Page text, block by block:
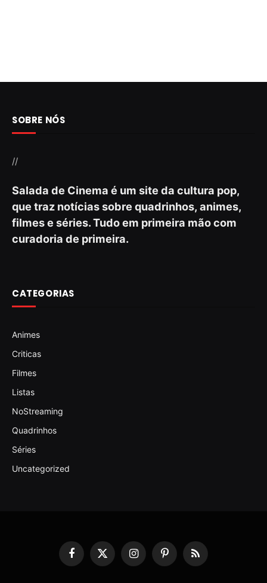
SOBRE NÓS
//
Salada de Cinema é um site da cultura pop,
que traz notícias sobre quadrinhos, animes,
filmes e séries. Tudo em primeira mão com
curadoria de primeira.
CATEGORIAS
Animes
Criticas
Filmes
Listas
NoStreaming
Quadrinhos
Séries
Uncategorized
Facebook
X
(Twitter)
InstagramPinterestRSS